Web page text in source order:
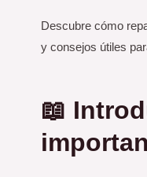
Descubre cómo
y consejos útiles
📖